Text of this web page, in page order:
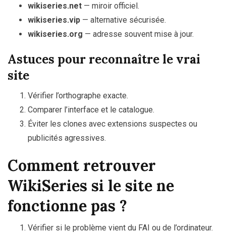
wikiseries.net — miroir officiel.
wikiseries.vip — alternative sécurisée.
wikiseries.org — adresse souvent mise à jour.
Astuces pour reconnaître le vrai
site
Vérifier l’orthographe exacte.
Comparer l’interface et le catalogue.
Éviter les clones avec extensions suspectes ou
publicités agressives.
Comment retrouver
WikiSeries si le site ne
fonctionne pas ?
Vérifier si le problème vient du FAI ou de l’ordinateur.